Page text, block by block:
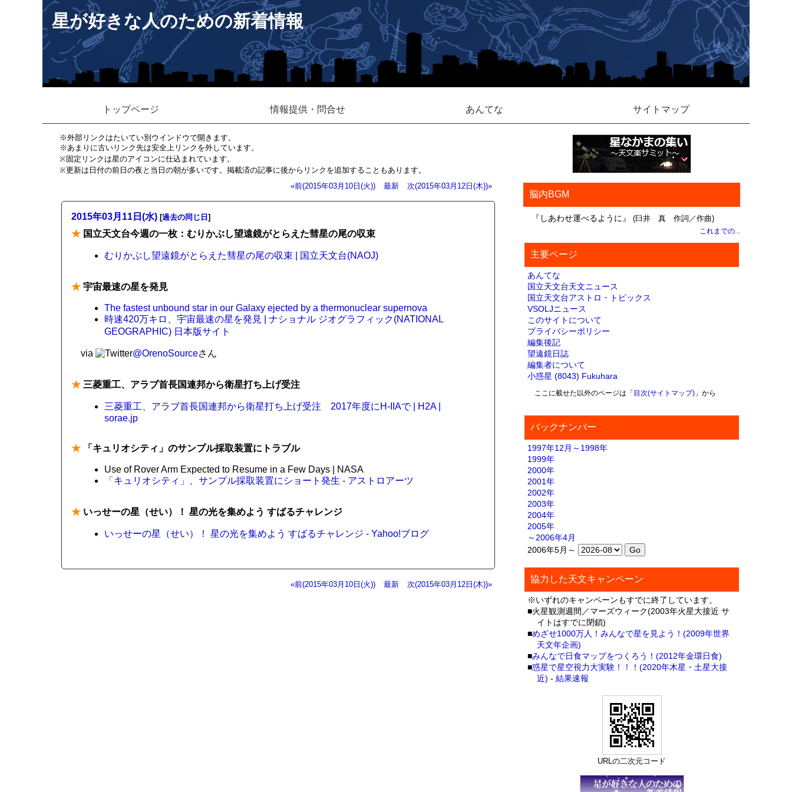
星が好きな人のための新着情報
トップページ 情報提供・問合せ あんてな サイトマップ
※外部リンクはたいてい別ウインドウで開きます。
※あまりに古いリンク先は安全上リンクを外しています。
※固定リンクは星のアイコンに仕込まれています。
※更新は日付の前日の夜と当日の朝が多いです。掲載済の記事に後からリンクを追加することもあります。
«前(2015年03月10日(火))
最新 次(2015年03月12日(木))»
2015年03月11日(水) [過去の同じ日 ]
★ 国立天文台今週の一枚：むりかぶし望遠鏡がとらえた彗星の尾の収束
むりかぶし望遠鏡がとらえた彗星の尾の収束 | 国立天文台(NAOJ)
★ 宇宙最速の星を発見
The fastest unbound star in our Galaxy ejected by a thermonuclear supernova
時速420万キロ、宇宙最速の星を発見 | ナショナル ジオグラフィック(NATIONAL
GEOGRAPHIC) 日本版サイト
via @OrenoSourceさん
★ 三菱重工、アラブ首長国連邦から衛星打ち上げ受注
三菱重工、アラブ首長国連邦から衛星打ち上げ受注 2017年度にH-IIAで | H2A |
sorae.jp
★ 「キュリオシティ」のサンプル採取装置にトラブル
Use of Rover Arm Expected to Resume in a Few Days | NASA
「キュリオシティ」、サンプル採取装置にショート発生 - アストロアーツ
★ いっせーの星（せい）！ 星の光を集めよう すばるチャレンジ
いっせーの星（せい）！ 星の光を集めよう すばるチャレンジ - Yahoo!ブログ
«前(2015年03月10日(火)) 最新 次(2015年03月12日(木))»
脳内BGM
『しあわせ運べるように』 (臼井 真 作詞／作曲)
これまでの...
主要ページ
あんてな
国立天文台天文ニュース
国立天文台アストロ・トピックス
VSOLJニュース
このサイトについて
プライバシーポリシー
編集後記
望遠鏡日誌
編集者について
小惑星 (8043) Fukuhara
ここに載せた以外のページは「 目次(サイトマップ)」から
バックナンバー
1997年12月～1998年
1999年
2000年
2001年
2002年
2003年
2004年
2005年
～2006年4月
2006年5月～
協力した天文キャンペーン
※いずれのキャンペーンもすでに終了しています。
■火星観測週間／マーズウィーク(2003年火星大接近 サ
イトはすでに閉鎖)
■めざせ1000万人！みんなで星を見よう！(2009年世界
天文年企画)
■みんなで日食マップをつくろう！(2012年金環日食)
■惑星で星空視力大実験！！！(2020年木星・土星大接
近) -結果速報
URLの二次元コード